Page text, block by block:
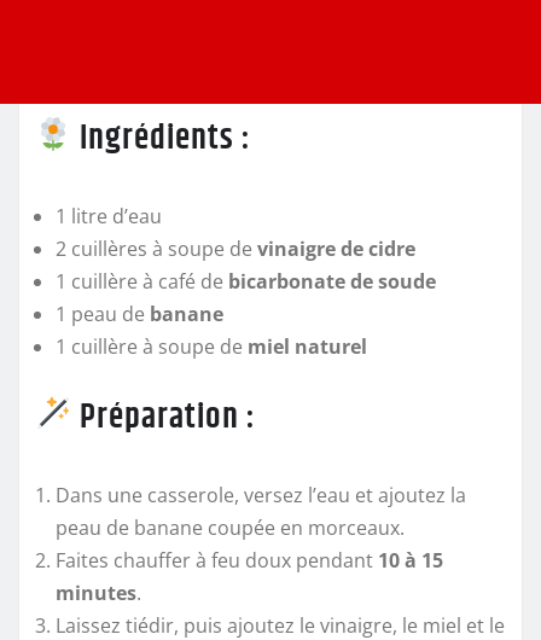
Ingrédients :
1 litre d’eau
2 cuillères à soupe de vinaigre de cidre
1 cuillère à café de bicarbonate de soude
1 peau de banane
1 cuillère à soupe de miel naturel
Préparation :
Dans une casserole, versez l’eau et ajoutez la
peau de banane coupée en morceaux.
Faites chauffer à feu doux pendant 10 à 15
minutes.
Laissez tiédir, puis ajoutez le vinaigre, le miel et le